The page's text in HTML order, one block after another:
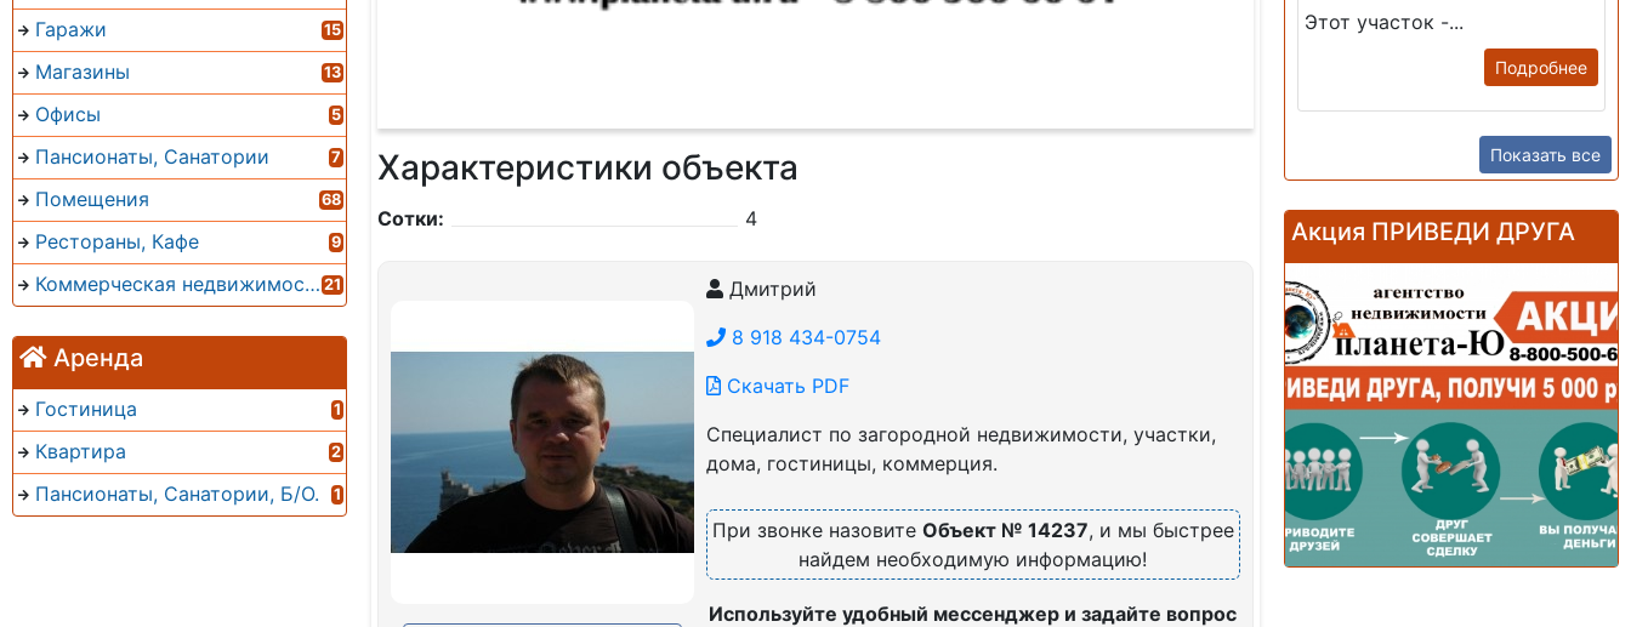
Гаражи 15
Магазины 13
Офисы 5
Пансионаты, Санатории 7
Помещения 68
Рестораны, Кафе 9
Коммерческая недвижимость 21
Аренда
Гостиница 1
Квартира 2
Пансионаты, Санатории, Б/О. 1
Характеристики объекта
Сотки: 4
Дмитрий
8 918 434-0754
Скачать PDF
Специалист по загородной недвижимости, участки,
дома, гостиницы, коммерция.
При звонке назовите Объект № 14237, и мы быстрее
найдем необходимую информацию!
Используйте удобный мессенджер и задайте вопрос
Этот участок -...
Подробнее
Показать все
Акция ПРИВЕДИ ДРУГА